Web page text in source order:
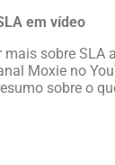
em vídeo
mais sobre SLA
Moxie no
sobre o